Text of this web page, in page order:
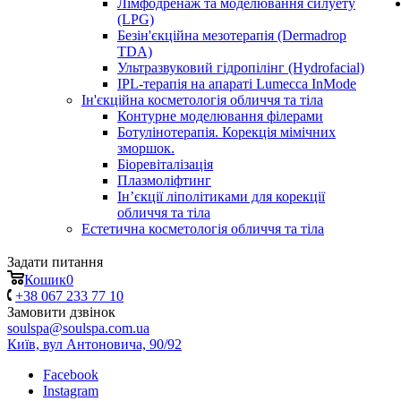
Лімфодренаж та моделювання силуету
(LPG)
Безін'єкційна мезотерапія (Dermadrop
TDA)
Ультразвуковий гідропілінг (Hydrofacial)
IPL-терапія на апараті Lumecca InMode
Ін'єкційна косметологія обличчя та тіла
Контурне моделювання філерами
Ботулінотерапія. Корекція мімічних
зморшок.
Біоревіталізація
Плазмоліфтинг
Ін’єкції ліполітиками для корекції
обличчя та тіла
Естетична косметологія обличчя та тіла
Задати питання
Кошик0
+38 067 233 77 10
Замовити дзвінок
soulspa@soulspa.com.ua
Київ, вул Антоновича, 90/92
Facebook
Instagram